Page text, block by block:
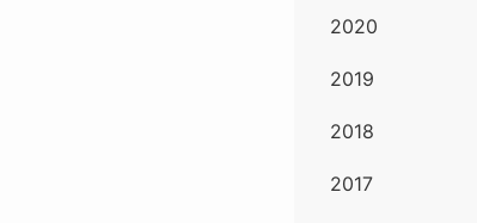
2020
2019
2018
2017